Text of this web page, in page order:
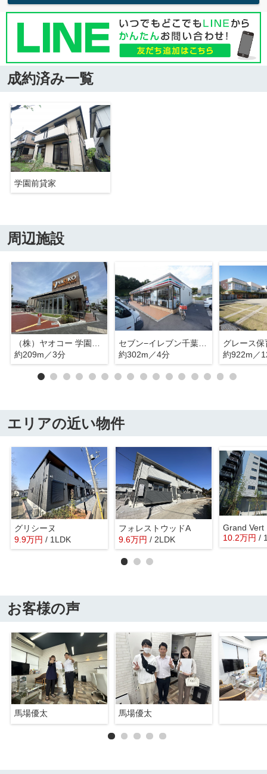
成約済み一覧
学園前貸家
周辺施設
約209m／3分
セブン−イレブン千葉おゆみ野中央１丁目店
約302m／4分
グレース保
約922m／
エリアの近い物件
グリシーヌ
9.9万円 / 1LDK
フォレストウッドA
9.6万円 / 2LDK
Grand Vert
10.2万円 /
お客様の声
馬場優太 馬場優太